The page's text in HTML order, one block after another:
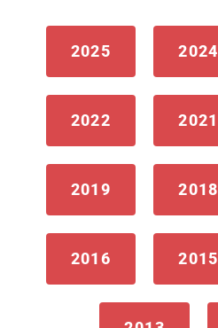
2025 2024
2022 2021
2019 2018
2016 2015